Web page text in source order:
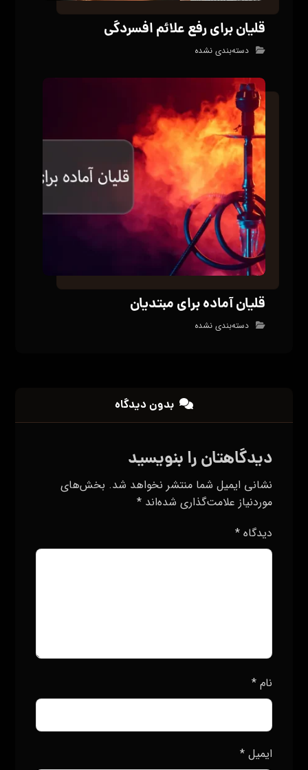
قلیان برای رفع علائم افسردگی
دسته‌بندی نشده
قلیان آماده برای مبتدیان
دسته‌بندی نشده
بدون دیدگاه
دیدگاهتان را بنویسید
نشانی ایمیل شما منتشر نخواهد شد. بخش‌های
موردنیاز علامت‌گذاری شده‌اند*
دیدگاه*
نام*
ایمیل*